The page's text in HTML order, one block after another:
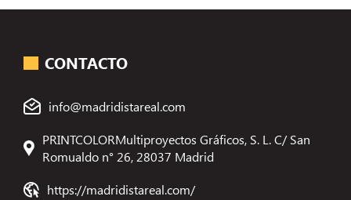
CONTACTO
info@madridistareal.com
PRINTCOLORMultiproyectos Gráficos, S. L. C/ San
Romualdo n° 26, 28037 Madrid
https://madridistareal.com/